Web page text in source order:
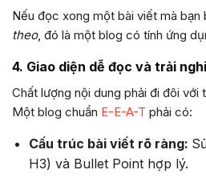
Nếu đọc xong một bài viết mà bạn
theo, đó là một blog có tính ứng
4. Giao diện dễ đọc và trải
Chất lượng nội dung phải đi đôi với
Một blog chuẩn E-E-A-T phải có:
Cấu trúc bài viết rõ ràng:
H3) và Bullet Point hợp lý.